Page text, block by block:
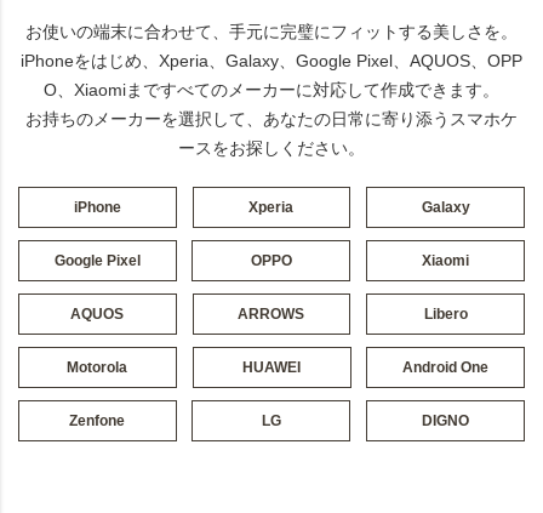
お使いの端末に合わせて、手元に完璧にフィットする美しさを。
iPhoneをはじめ、Xperia、Galaxy、Google Pixel、AQUOS、OPP
O、Xiaomiまですべてのメーカーに対応して作成できます。
お持ちのメーカーを選択して、あなたの日常に寄り添うスマホケ
ースをお探しください。
iPhone Xperia Galaxy
Google Pixel OPPO Xiaomi
AQUOS ARROWS Libero
Motorola HUAWEI Android One
Zenfone LG DIGNO